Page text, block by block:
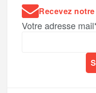
Recevez
Votre adresse